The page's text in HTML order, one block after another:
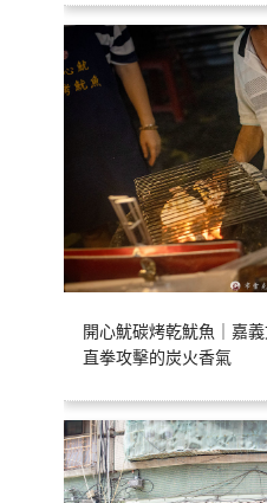
開心魷碳烤乾魷魚｜嘉
直拳攻擊的炭火香氣